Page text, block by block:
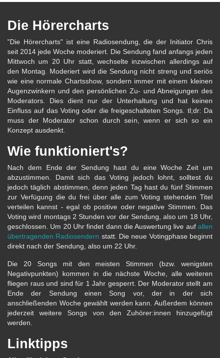
Die Hörercharts
"Die Hörercharts" ist eine Radiosendung, die der Initiator Chris
seit 2014 jede Woche moderiert. Die Sendung fand anfangs jeden
Mittwoch um 20 Uhr statt, wechselte inzwischen allerdings auf
den Montag. Moderiert wird die Sendung nicht streng und seriös
wie eine normale Chartsshow, sondern immer mit einem kleinen
Augenzwinkern und den persönlichen Zu- und Abneigungen des
Moderators. Dies dient nur der Unterhaltung und hat keinen
Einfluss auf das Voting oder die freigeschalteten Songs. tl;dr: Da
muss der Moderator schon durch sein, wenn er sich so ein
Konzept ausdenkt.
Wie funktioniert's?
Nach dem Ende der Sendung hast du eine Woche Zeit um
abzustimmen. Damit sich das Voting jedoch lohnt, solltest du
jedoch täglich abstimmen, denn jeden Tag hast du fünf Stimmen
zur Verfügung die du frei über alle zum Voting stehenden Titel
verteilen kannst - egal ob positive oder negative Stimmen. Das
Voting wird montags 2 Stunden vor der Sendung, also um 18 Uhr,
geschlossen. Um 20 Uhr findet dann die Auswertung live auf allen
übertragenden Radiosendern statt. Die neue Votingphase beginnt
direkt nach der Sendung, also um 22 Uhr.
Die 20 Songs mit den meisten Stimmen (bzw. wenigsten
Negativpunkten) kommen in die nächste Woche, alle weiteren
fliegen raus und sind für 1 Jahr gesperrt. Der Moderator stellt am
Ende der Sendung einen Song vor, der in der sich
anschließenden Woche gewählt werden kann. Außerdem können
jederzeit weitere Songs von den Zuhörer:innen hinzugefügt
werden.
Linktipps